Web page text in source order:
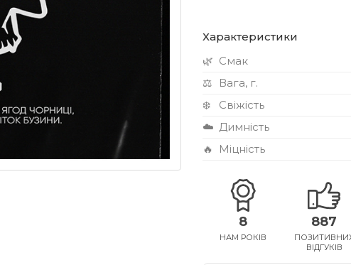
Характеристики
🌿 Смак
⚖️
Вага, г.
❄️
Свіжість
☁️ Димність
🔥
Міцність
8
НАМ РОКІВ
887
ВІДГУКІВ